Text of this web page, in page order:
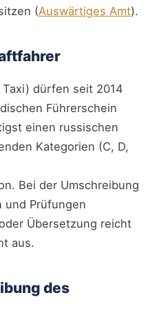
(Auswärtiges Amt).
dürfen seit 2014
Führerschein
einen russischen
Kategorien (C, D,
Bei der Umschreibung
und Prüfungen
Übersetzung reicht
aus.
des